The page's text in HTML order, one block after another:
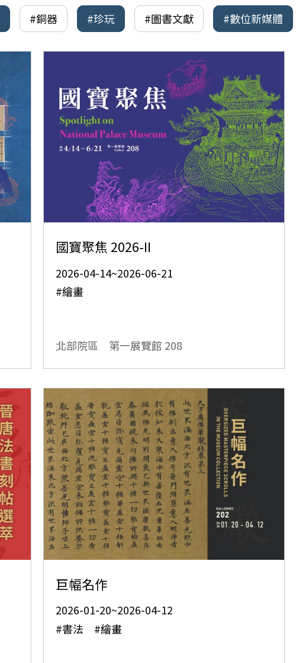
#銅器 #珍玩 #圖書文獻 #數位新媒體
國寶聚焦 2026-II
2026-04-14~2026-06-21
#繪畫
北部院區 第一展覽館 208
巨幅名作
2026-01-20~2026-04-12
#書法 #繪畫